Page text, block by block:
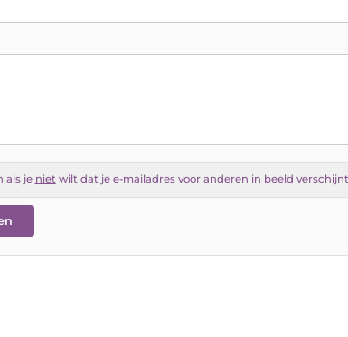
als je niet wilt dat je e-mailadres voor anderen in beeld verschijnt